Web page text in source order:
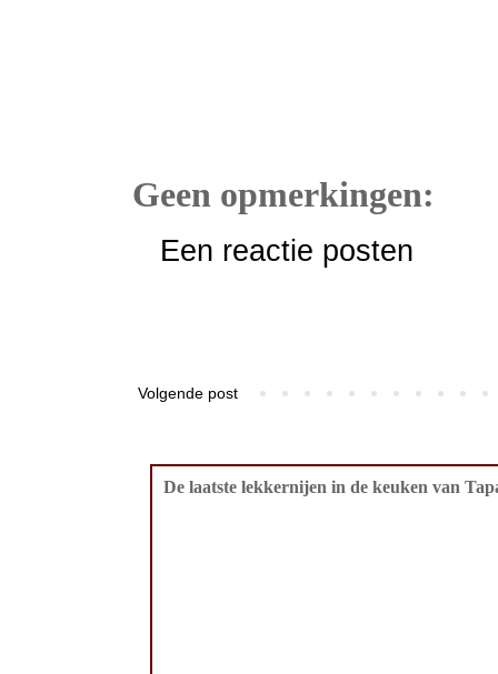
Geen opmerkingen:
Een reactie posten
Volgende post
De laatste lekkernijen in de keuken van